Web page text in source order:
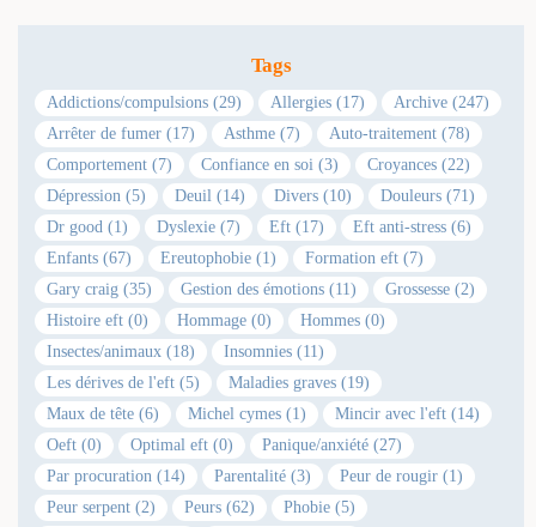
Tags
Addictions/compulsions (29) Allergies (17)
Archive (247)
Arrêter de fumer (17)
Asthme (7)
Auto-traitement (78)
Comportement (7)
Confiance en soi (3)
Croyances (22)
Dépression (5)
Deuil (14) Divers (10)
Douleurs (71)
Dr good (1)
Dyslexie (7) Eft (17)
Eft anti-stress (6)
Enfants (67)
Ereutophobie (1)
Formation eft (7)
Gary craig (35)
Gestion des émotions (11)
Grossesse (2)
Histoire eft (0)
Hommage (0)
Hommes (0)
Insectes/animaux (18)
Insomnies (11)
Les dérives de l'eft (5)
Maladies graves (19)
Maux de tête (6)
Michel cymes (1)
Mincir avec l'eft (14)
Oeft (0)
Optimal eft (0)
Panique/anxiété (27)
Par procuration (14)
Parentalité (3)
Peur de rougir (1)
Peur serpent (2)
Peurs (62)
Phobie (5)